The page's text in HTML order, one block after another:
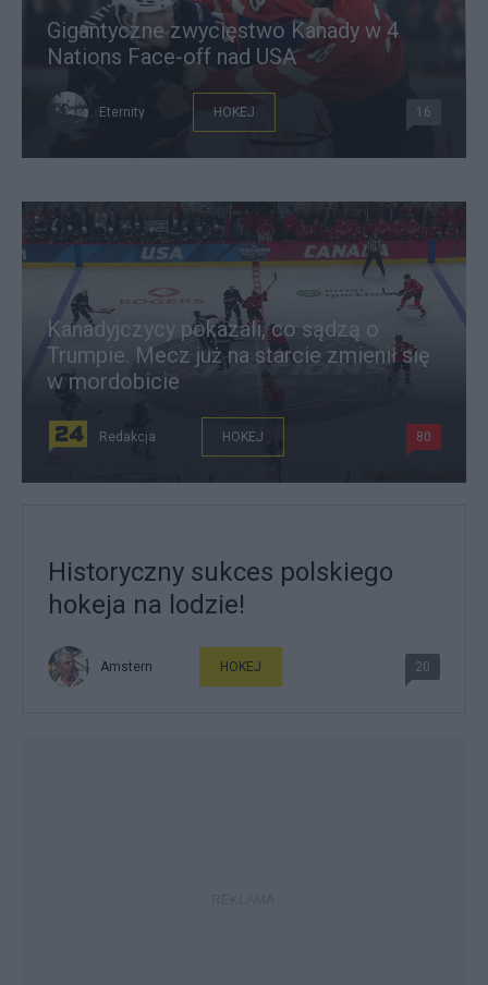
Gigantyczne zwycięstwo Kanady w 4
Nations Face-off nad USA
Eternity HOKEJ 16
Kanadyjczycy pokazali, co sądzą o
Trumpie. Mecz już na starcie zmienił się
w mordobicie
Redakcja HOKEJ 80
Historyczny sukces polskiego
hokeja na lodzie!
Amstern HOKEJ 20